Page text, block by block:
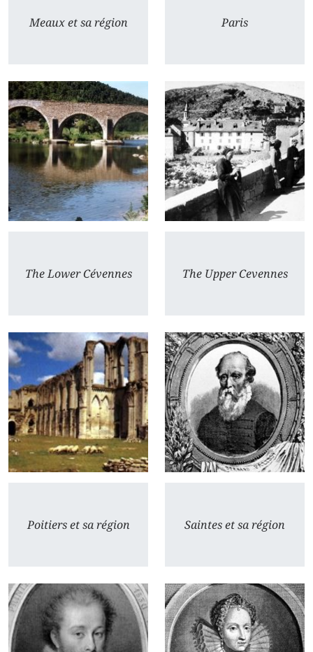
Meaux et sa région Paris
The Lower Cévennes The Upper Cevennes
Poitiers et sa région Saintes et sa région